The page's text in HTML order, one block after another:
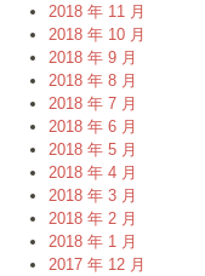
2018 年 11 月
2018 年 10 月
2018 年 9 月
2018 年 8 月
2018 年 7 月
2018 年 6 月
2018 年 5 月
2018 年 4 月
2018 年 3 月
2018 年 2 月
2018 年 1 月
2017 年 12 月